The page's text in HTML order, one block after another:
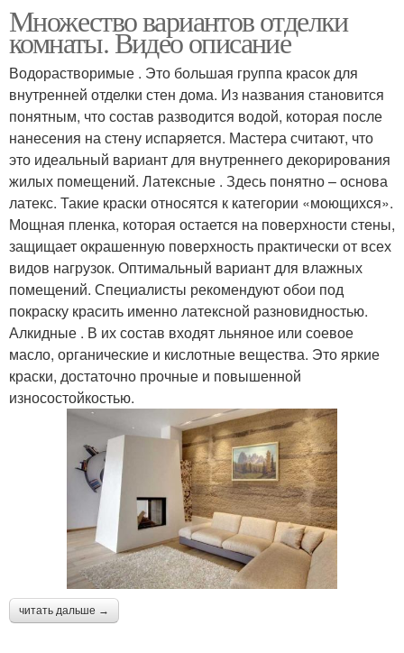
Множество вариантов отделки
комнаты. Видео описание
Водорастворимые . Это большая группа красок для
внутренней отделки стен дома. Из названия становится
понятным, что состав разводится водой, которая после
нанесения на стену испаряется. Мастера считают, что
это идеальный вариант для внутреннего декорирования
жилых помещений. Латексные . Здесь понятно – основа
латекс. Такие краски относятся к категории «моющихся».
Мощная пленка, которая остается на поверхности стены,
защищает окрашенную поверхность практически от всех
видов нагрузок. Оптимальный вариант для влажных
помещений. Специалисты рекомендуют обои под
покраску красить именно латексной разновидностью.
Алкидные . В их состав входят льняное или соевое
масло, органические и кислотные вещества. Это яркие
краски, достаточно прочные и повышенной
износостойкостью.
читать дальше →